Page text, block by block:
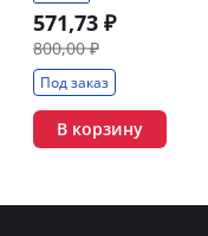
571,73 ₽
800,00 ₽
Под заказ
В корзину